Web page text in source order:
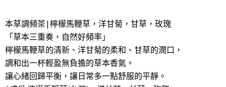
本草調頻茶|檸檬馬鞭草，洋甘菊，甘草，玫瑰
「草本三重奏，自然好頻率」
檸檬馬鞭草的清新 、洋甘菊的柔和、甘草的潤口，
調和出一杯輕盈無負擔的草本香氣。
讓心緒回歸平衡，讓日常多一點舒服的平靜。